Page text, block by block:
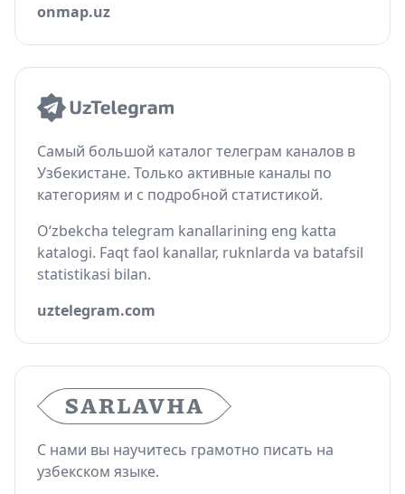
onmap.uz
Самый большой каталог телеграм каналов в
Узбекистане. Только активные каналы по
категориям и с подробной статистикой.
O‘zbekcha telegram kanallarining eng katta
katalogi. Faqt faol kanallar, ruknlarda va batafsil
statistikasi bilan.
uztelegram.com
С нами вы научитесь грамотно писать на
узбекском языке.